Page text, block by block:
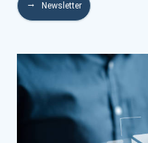
Newsletter